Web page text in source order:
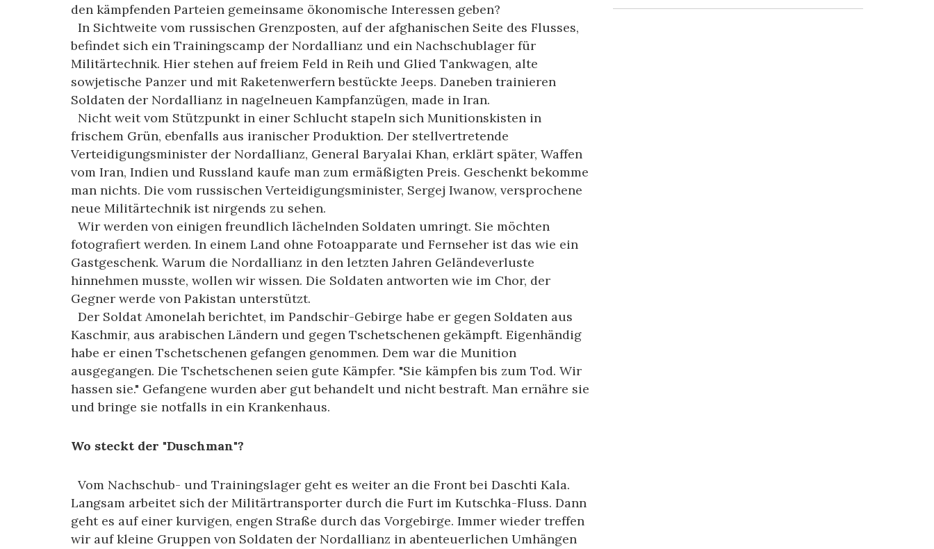
den kämpfenden Parteien gemeinsame ökonomische Interessen geben?
In Sichtweite vom russischen Grenzposten, auf der afghanischen Seite des Flusses,
befindet sich ein Trainingscamp der Nordallianz und ein Nachschublager für
Militärtechnik. Hier stehen auf freiem Feld in Reih und Glied Tankwagen, alte
sowjetische Panzer und mit Raketenwerfern bestückte Jeeps. Daneben trainieren
Soldaten der Nordallianz in nagelneuen Kampfanzügen, made in Iran.
Nicht weit vom Stützpunkt in einer Schlucht stapeln sich Munitionskisten in
frischem Grün, ebenfalls aus iranischer Produktion. Der stellvertretende
Verteidigungsminister der Nordallianz, General Baryalai Khan, erklärt später, Waffen
vom Iran, Indien und Russland kaufe man zum ermäßigten Preis. Geschenkt bekomme
man nichts. Die vom russischen Verteidigungsminister, Sergej Iwanow, versprochene
neue Militärtechnik ist nirgends zu sehen.
Wir werden von einigen freundlich lächelnden Soldaten umringt. Sie möchten
fotografiert werden. In einem Land ohne Fotoapparate und Fernseher ist das wie ein
Gastgeschenk. Warum die Nordallianz in den letzten Jahren Geländeverluste
hinnehmen musste, wollen wir wissen. Die Soldaten antworten wie im Chor, der
Gegner werde von Pakistan unterstützt.
Der Soldat Amonelah berichtet, im Pandschir-Gebirge habe er gegen Soldaten aus
Kaschmir, aus arabischen Ländern und gegen Tschetschenen gekämpft. Eigenhändig
habe er einen Tschetschenen gefangen genommen. Dem war die Munition
ausgegangen. Die Tschetschenen seien gute Kämpfer. "Sie kämpfen bis zum Tod. Wir
hassen sie." Gefangene wurden aber gut behandelt und nicht bestraft. Man ernähre sie
und bringe sie notfalls in ein Krankenhaus.
Wo steckt der "Duschman"?
Vom Nachschub- und Trainingslager geht es weiter an die Front bei Daschti Kala.
Langsam arbeitet sich der Militärtransporter durch die Furt im Kutschka-Fluss. Dann
geht es auf einer kurvigen, engen Straße durch das Vorgebirge. Immer wieder treffen
wir auf kleine Gruppen von Soldaten der Nordallianz in abenteuerlichen Umhängen